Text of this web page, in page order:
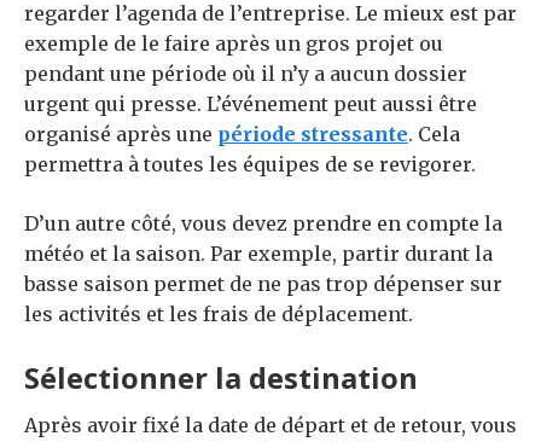
regarder l’agenda de l’entreprise. Le mieux est par
exemple de le faire après un gros projet ou
pendant une période où il n’y a aucun dossier
urgent qui presse. L’événement peut aussi être
organisé après une période stressante. Cela
permettra à toutes les équipes de se revigorer.
D’un autre côté, vous devez prendre en compte la
météo et la saison. Par exemple, partir durant la
basse saison permet de ne pas trop dépenser sur
les activités et les frais de déplacement.
Sélectionner la destination
Après avoir fixé la date de départ et de retour, vous